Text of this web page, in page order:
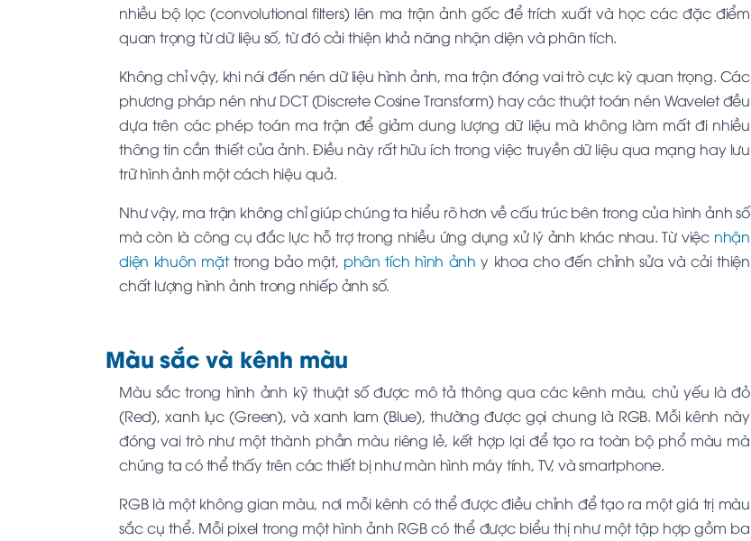
nhiều bộ lọc (convolutional filters) lên ma trận ảnh gốc để trích xuất và học các đặc điểm
quan trọng từ dữ liệu số, từ đó cải thiện khả năng nhận diện và phân tích.
Không chỉ vậy, khi nói đến nén dữ liệu hình ảnh, ma trận đóng vai trò cực kỳ quan trọng. Các
phương pháp nén như DCT (Discrete Cosine Transform) hay các thuật toán nén Wavelet đều
dựa trên các phép toán ma trận để giảm dung lượng dữ liệu mà không làm mất đi nhiều
thông tin cần thiết của ảnh. Điều này rất hữu ích trong việc truyền dữ liệu qua mạng hay lưu
trữ hình ảnh một cách hiệu quả.
Như vậy, ma trận không chỉ giúp chúng ta hiểu rõ hơn về cấu trúc bên trong của hình ảnh số
mà còn là công cụ đắc lực hỗ trợ trong nhiều ứng dụng xử lý ảnh khác nhau. Từ việc nhận
diện khuôn mặttrong bảo mật, phân tích hình ảnh y khoa cho đến chỉnh sửa và cải thiện
chất lượng hình ảnh trong nhiếp ảnh số.
Màu sắc và kênh màu
Màu sắc trong hình ảnh kỹ thuật số được mô tả thông qua các kênh màu, chủ yếu là đỏ
(Red), xanh lục (Green), và xanh lam (Blue), thường được gọi chung là RGB. Mỗi kênh này
đóng vai trò như một thành phần màu riêng lẻ, kết hợp lại để tạo ra toàn bộ phổ màu mà
chúng ta có thể thấy trên các thiết bị như màn hình máy tính, TV, và smartphone.
RGB là một không gian màu, nơi mỗi kênh có thể được điều chỉnh để tạo ra một giá trị màu
sắc cụ thể. Mỗi pixel trong một hình ảnh RGB có thể được biểu thị như một tập hợp gồm ba